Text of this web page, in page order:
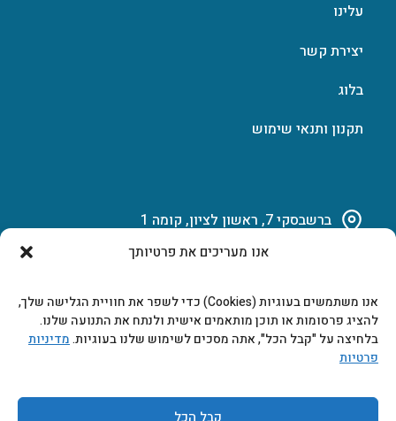
אנו מעריכים את פרטיותך
אנו משתמשים בעוגיות (Cookies) כדי לשפר את חוויית הגלישה שלך,
להציג פרסומות או תוכן מותאמים אישית ולנתח את התנועה שלנו.
בלחיצה על "קבל הכל", אתה מסכים לשימוש שלנו בעוגיות.מדיניות
פרטיות
קבל הכל
עלינו
יצירת קשר
בלוג
תקנון ותנאי שימוש
ברשבסקי 7, ראשון לציון, קומה 1
marketing@b-tech.co.il